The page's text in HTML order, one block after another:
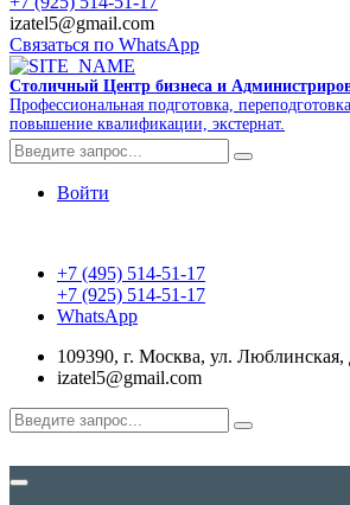
izatel5@gmail.com
Связаться по WhatsApp
Столичный Центр бизнеса и
Профессиональная подготовка,
повышение квалификации, экстернат.
Войти
+7 (495) 514-51-17
+7 (925) 514-51-17
WhatsApp
109390, г. Москва, ул. Люблинская,
izatel5@gmail.com